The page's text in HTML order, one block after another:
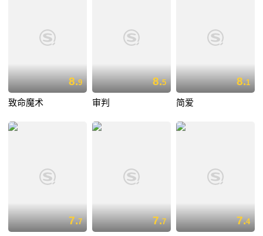
8.9
致命魔术
8.5
审判
8.1
简爱
7.7 7.7 7.4